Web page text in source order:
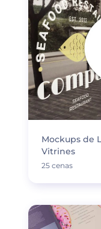
Mockups de
Vitrines
25 cenas